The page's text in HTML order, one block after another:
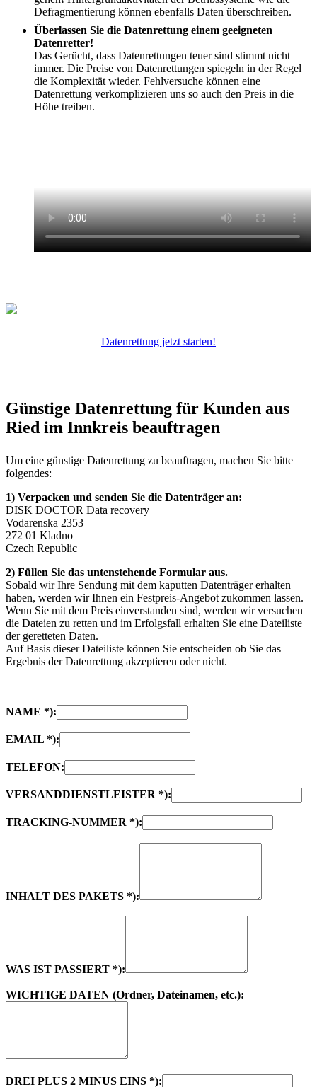
Defragmentierung können ebenfalls Daten überschreiben.
Überlassen Sie die Datenrettung einem geeigneten
Datenretter!
Das Gerücht, dass Datenrettungen teuer sind stimmt nicht
immer. Die Preise von Datenrettungen spiegeln in der Regel
die Komplexität wieder. Fehlversuche können eine
Datenrettung verkomplizieren uns so auch den Preis in die
Höhe treiben.
Datenrettung jetzt starten!
Günstige Datenrettung für Kunden aus
Ried im Innkreis beauftragen
Um eine günstige Datenrettung zu beauftragen, machen Sie bitte
folgendes:
1) Verpacken und senden Sie die Datenträger an:
DISK DOCTOR Data recovery
Vodarenska 2353
272 01 Kladno
Czech Republic
2) Füllen Sie das untenstehende Formular aus.
Sobald wir Ihre Sendung mit dem kaputten Datenträger erhalten
haben, werden wir Ihnen ein Festpreis-Angebot zukommen lassen.
Wenn Sie mit dem Preis einverstanden sind, werden wir versuchen
die Dateien zu retten und im Erfolgsfall erhalten Sie eine Dateiliste
der geretteten Daten.
Auf Basis dieser Dateiliste können Sie entscheiden ob Sie das
Ergebnis der Datenrettung akzeptieren oder nicht.
NAME *):
EMAIL *):
TELEFON:
VERSANDDIENSTLEISTER *):
TRACKING-NUMMER *):
INHALT DES PAKETS *):
WAS IST PASSIERT *):
WICHTIGE DATEN (Ordner, Dateinamen, etc.):
DREI PLUS 2 MINUS EINS *):